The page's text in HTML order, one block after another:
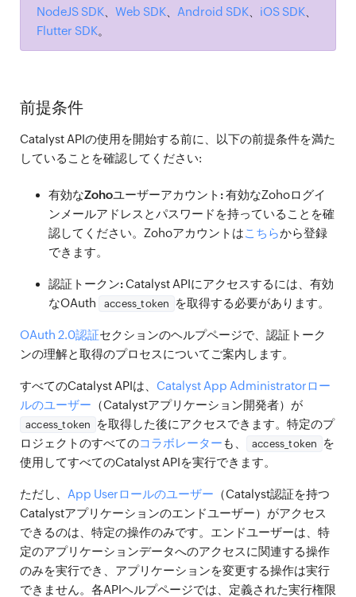
NodeJS SDK Web SDK Android SDK iOS SDK
Flutter SDK。
前提条件
Catalyst APIの使用を開始する前に、以下の前提条件を満た
していることを確認してください:
有効なZohoユーザーアカウント:有効なZohoログイ
ンメールアドレスとパスワードを持っていることを確
認してください。Zohoアカウントはこちらから登録
できます。
認証トークン:Catalyst APIにアクセスするには、有効
なOAuth
access_token を取得する必要があります。
OAuth 2.0認証セクションのヘルプページで、認証トーク
ンの理解と取得のプロセスについてご案内します。
すべてのCatalyst APIは、 Catalyst App Administratorロー
ルのユーザー （Catalystアプリケーション開発者）が
access_token
を取得した後にアクセスできます。特定のプ
ロジェクトのすべてのコラボレーター も、 access_token
を
使用してすべてのCatalyst APIを実行できます。
ただし、 App Userロールのユーザー （Catalyst認証を持つ
Catalystアプリケーションのエンドユーザー）がアクセス
できるのは、特定の操作のみです。エンドユーザーは、特
定のアプリケーションデータへのアクセスに関連する操作
のみを実行でき、アプリケーションを変更する操作は実行
できません。各APIヘルプページでは、定義された実行権限